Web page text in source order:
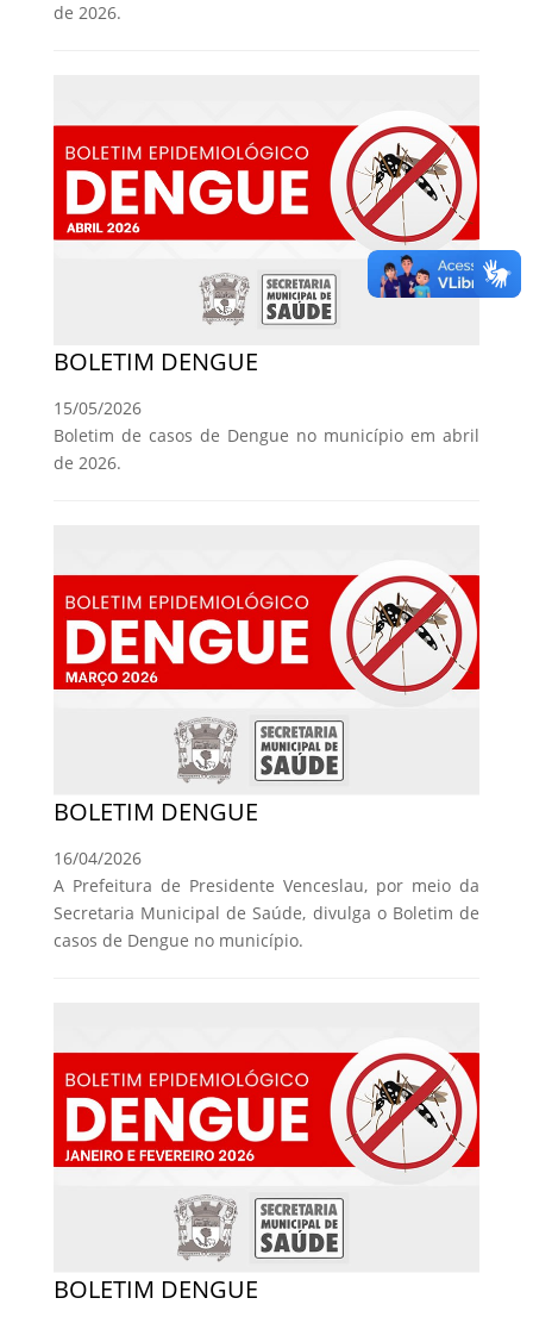
de 2026.
BOLETIM DENGUE
15/05/2026
Boletim de casos de Dengue no município em abril
de 2026.
BOLETIM DENGUE
16/04/2026
A Prefeitura de Presidente Venceslau, por meio da
Secretaria Municipal de Saúde, divulga o Boletim de
casos de Dengue no município.
BOLETIM DENGUE